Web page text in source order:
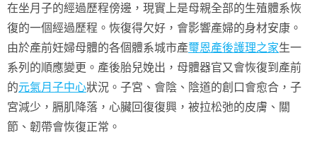
在坐月子的經過歷程傍邊，現實上是母親全部的生殖體系恢
復的一個經過歷程。恢復得欠好，會影響產婦的身材安康。
由於產前妊婦母體的各個體系城市產璽恩產後護理之家生一
系列的順應變更。產後胎兒娩出，母體器官又會恢復到產前
的元氣月子中心狀況。子宮、會陰、陰道的創口會愈合，子
宮減少，膈肌降落，心臟回復復興，被拉松弛的皮膚、關
節、韌帶會恢復正常。